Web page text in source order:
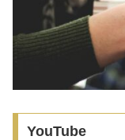
YouTube